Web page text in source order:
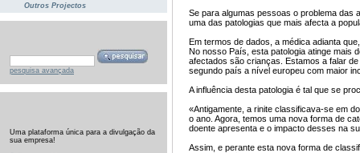
Outros Projectos
pesquisa avançada
Uma plataforma única para a divulgação da
sua empresa!
Se para algumas pessoas o problema das
uma das patologias que mais afecta a
Em termos de dados, a médica adianta
No nosso País, esta patologia atinge mais
afectados são crianças. Estamos a falar
segundo país a nível europeu com maior
A influência desta patologia é tal que se
«Antigamente, a rinite classificava-se em
o ano. Agora, temos uma nova forma de
doente apresenta e o impacto desses na
Assim, e perante esta nova forma de